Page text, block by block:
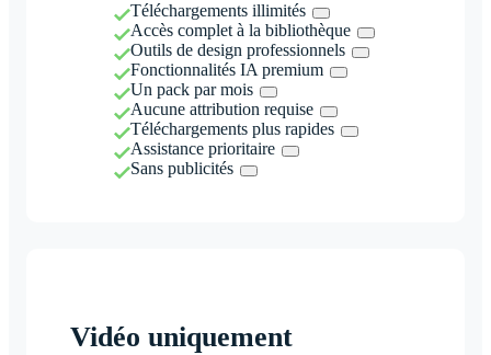
Téléchargements illimités
Accès complet à la bibliothèque
Outils de design professionnels
Fonctionnalités IA premium
Un pack par mois
Aucune attribution requise
Téléchargements plus rapides
Assistance prioritaire
Sans publicités
Vidéo uniquement